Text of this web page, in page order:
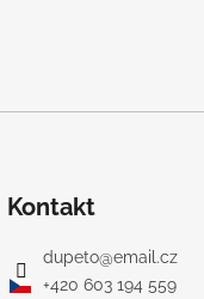
Kontakt
dupeto@email.cz
+420 603 194 559